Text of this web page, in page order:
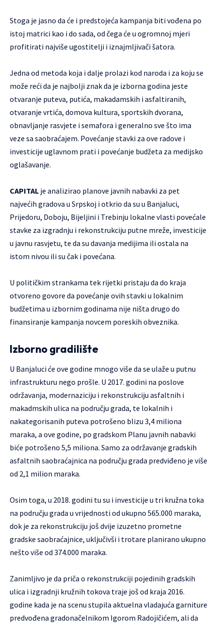
Stoga je jasno da će i predstojeća kampanja biti vođena po
istoj matrici kao i do sada, od čega će u ogromnoj mjeri
profitirati najviše ugostitelji i iznajmljivači šatora.
Jedna od metoda koja i dalje prolazi kod naroda i za koju se
može reći da je najbolji znak da je izborna godina jeste
otvaranje puteva, putića, makadamskih i asfaltiranih,
otvaranje vrtića, domova kultura, sportskih dvorana,
obnavljanje rasvjete i semafora i generalno sve što ima
veze sa saobraćajem. Povećanje stavki za ove radove i
investicije uglavnom prati i povećanje budžeta za medijsko
oglašavanje.
CAPITAL je analizirao planove javnih nabavki za pet
najvećih gradova u Srpskoj i otkrio da su u Banjaluci,
Prijedoru, Doboju, Bijeljini i Trebinju lokalne vlasti povećale
stavke za izgradnju i rekonstrukciju putne mreže, investicije
u javnu rasvjetu, te da su davanja medijima ili ostala na
istom nivou ili su čak i povećana.
U političkim strankama tek rijetki pristaju da do kraja
otvoreno govore da povećanje ovih stavki u lokalnim
budžetima u izbornim godinama nije ništa drugo do
finansiranje kampanja novcem poreskih obveznika.
Izborno gradilište
U Banjaluci će ove godine mnogo više da se ulaže u putnu
infrastrukturu nego prošle. U 2017. godini na poslove
održavanja, modernaziciju i rekonstrukciju asfaltnih i
makadmskih ulica na području grada, te lokalnih i
nakategorisanih puteva potrošeno blizu 3,4 miliona
maraka, a ove godine, po gradskom Planu javnih nabavki
biće potrošeno 5,5 miliona. Samo za održavanje gradskih
asfaltnih saobraćajnica na području grada predviđeno je više
od 2,1 milion maraka.
Osim toga, u 2018. godini tu su i investicije u tri kružna toka
na području grada u vrijednosti od ukupno 565.000 maraka,
dok je za rekonstrukciju još dvije izuzetno prometne
gradske saobraćajnice, uključivši i trotare planirano ukupno
nešto više od 374.000 maraka.
Zanimljivo je da priča o rekonstrukciji pojedinih gradskih
ulica i izgradnji kružnih tokova traje još od kraja 2016.
godine kada je na scenu stupila aktuelna vladajuća garniture
predvođena gradonačelnikom Igorom Radojičićem, ali da